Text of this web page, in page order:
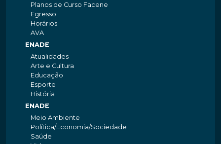
Planos de Curso Facene
Egresso
Horários
AVA
ENADE
Atualidades
Arte e Cultura
Educação
Esporte
História
ENADE
Meio Ambiente
Política/Economia/Sociedade
Saúde